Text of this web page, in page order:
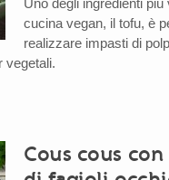
cucina vegan, il tofu, è
realizzare impasti di
vegetali.
Cous cous